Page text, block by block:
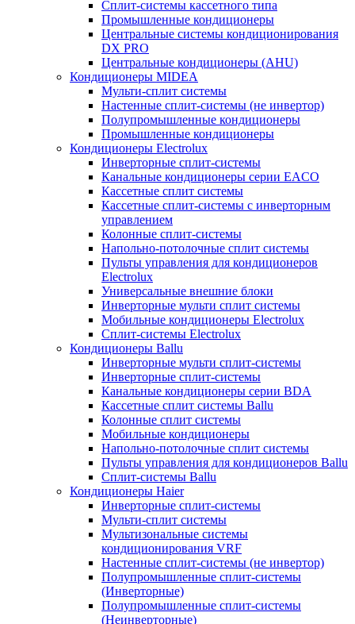
Сплит-системы кассетного типа
Промышленные кондиционеры
Центральные системы кондиционирования
DX PRO
Центральные кондиционеры (AHU)
Кондиционеры MIDEA
Мульти-сплит системы
Настенные сплит-системы (не инвертор)
Полупромышленные кондиционеры
Промышленные кондиционеры
Кондиционеры Electrolux
Инверторные сплит-системы
Канальные кондиционеры серии EACO
Кассетные сплит системы
Кассетные сплит-системы с инверторным
управлением
Колонные сплит-системы
Напольно-потолочные сплит системы
Пульты управления для кондиционеров
Electrolux
Универсальные внешние блоки
Инверторные мульти сплит системы
Мобильные кондиционеры Electrolux
Сплит-системы Electrolux
Кондиционеры Ballu
Инверторные мульти сплит-системы
Инверторные сплит-системы
Канальные кондиционеры серии BDA
Кассетные сплит системы Ballu
Колонные сплит системы
Мобильные кондиционеры
Напольно-потолочные сплит системы
Пульты управления для кондиционеров Ballu
Сплит-системы Ballu
Кондиционеры Haier
Инверторные сплит-системы
Мульти-сплит системы
Мультизональные системы
кондиционирования VRF
Настенные сплит-системы (не инвертор)
Полупромышленные сплит-системы
(Инверторные)
Полупромышленные сплит-системы
(Неинверторные)